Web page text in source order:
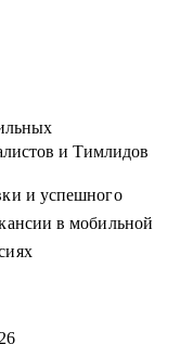
и Тимлидов
и успешного
в мобильной